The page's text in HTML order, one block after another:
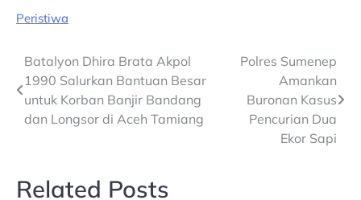
Peristiwa
Post
navigation
Batalyon Dhira Brata Akpol
1990 Salurkan Bantuan Besar
untuk Korban Banjir Bandang
dan Longsor di Aceh Tamiang
Polres Sumenep
Amankan
Buronan Kasus
Pencurian Dua
Ekor Sapi
Related Posts